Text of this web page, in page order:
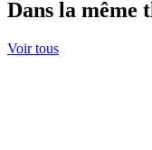
Dans la même
Voir tous